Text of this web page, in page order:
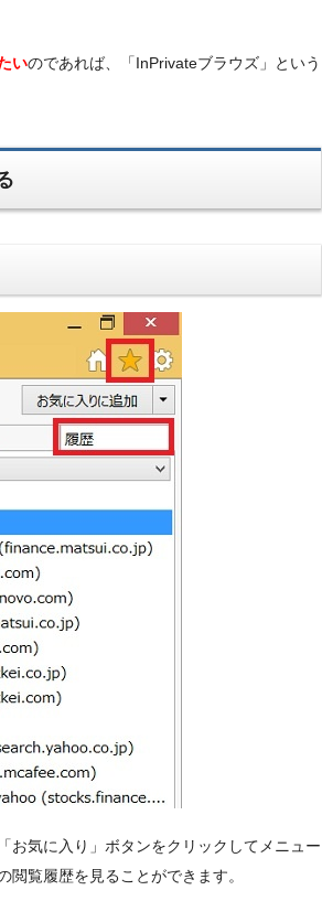
いのであれば、「InPrivateブラウズ」という
気に入り」ボタンをクリックしてメニュー
覧履歴を見ることができます。